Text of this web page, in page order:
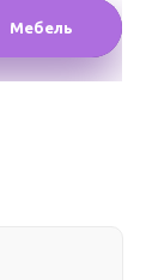
Мебель